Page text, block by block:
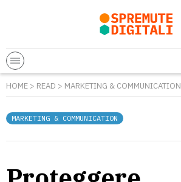
HOME > READ > MARKETING & COMMUNICATION
MARKETING & COMMUNICATION